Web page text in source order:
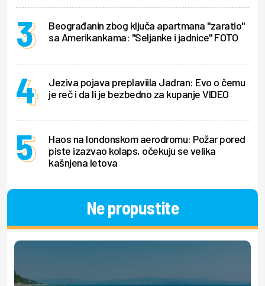
Beograđanin zbog ključa apartmana "zaratio"
sa Amerikankama: "Seljanke i jadnice" FOTO
Jeziva pojava preplaviila Jadran: Evo o čemu
je reč i da li je bezbedno za kupanje VIDEO
Haos na londonskom aerodromu: Požar pored
piste izazvao kolaps, očekuju se velika
kašnjena letova
Ne propustite